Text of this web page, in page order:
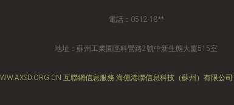
電話：0512-18**
地址：蘇州工業園區科營路2號中新生態大廈515室
互聯網信息服務 海僡港聯信息科技（蘇州）有限公司